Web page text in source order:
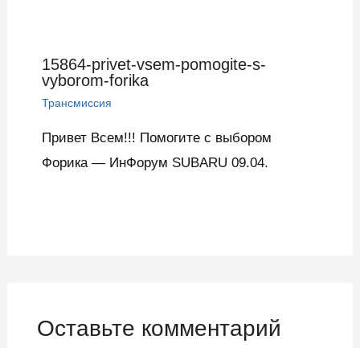
15864-privet-vsem-pomogite-s-
vyborom-forika
Трансмиссия
Привет Всем!!! Помогите с выбором
Форика — ИнФорум SUBARU 09.04.
Оставьте комментарий